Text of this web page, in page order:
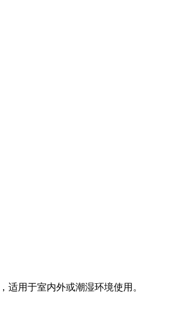
用于室内外或潮湿环境使用。